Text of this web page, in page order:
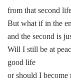
from that second
But what if in the
and the second is
Will I still be at
good life
or should I become